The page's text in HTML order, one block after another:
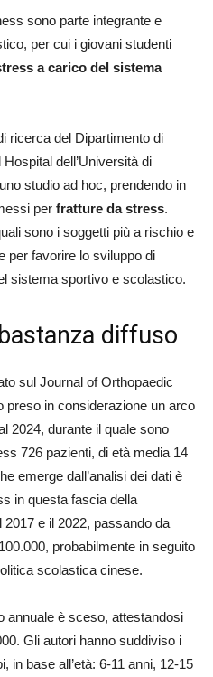
sono parte integrante e
per cui i giovani studenti
a carico del sistema
ricerca del Dipartimento di
dell’Università di
studio ad hoc, prendendo in
per fratture da stress.
sono i soggetti più a rischio e
per favorire lo sviluppo di
sistema sportivo e scolastico.
diffuso
sul Journal of Orthopaedic
preso in considerazione un arco
2024, durante il quale sono
726 pazienti, di età media 14
emerge dall’analisi dei dati è
in questa fascia della
e il 2022, passando da
probabilmente in seguito
scolastica cinese.
annuale è sceso, attestandosi
Gli autori hanno suddiviso i
in base all’età: 6-11 anni, 12-15